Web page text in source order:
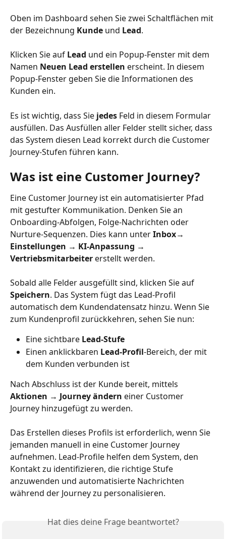
Oben im Dashboard sehen Sie zwei Schaltflächen mit
der Bezeichnung Kunde und Lead.
Klicken Sie auf Lead und ein Popup-Fenster mit dem
Namen Neuen Lead erstellen erscheint. In diesem
Popup-Fenster geben Sie die Informationen des
Kunden ein.
Es ist wichtig, dass Sie jedes Feld in diesem Formular
ausfüllen. Das Ausfüllen aller Felder stellt sicher, dass
das System diesen Lead korrekt durch die Customer
Journey-Stufen führen kann.
Was ist eine Customer Journey?
Eine Customer Journey ist ein automatisierter Pfad
mit gestufter Kommunikation. Denken Sie an
Onboarding-Abfolgen, Folge-Nachrichten oder
Nurture-Sequenzen. Dies kann unter Inbox→
Einstellungen → KI-Anpassung →
Vertriebsmitarbeiter erstellt werden.
Sobald alle Felder ausgefüllt sind, klicken Sie auf
Speichern. Das System fügt das Lead-Profil
automatisch dem Kundendatensatz hinzu. Wenn Sie
zum Kundenprofil zurückkehren, sehen Sie nun:
Eine sichtbare Lead-Stufe
Einen anklickbaren Lead-Profil-Bereich, der mit
dem Kunden verbunden ist
Nach Abschluss ist der Kunde bereit, mittels
Aktionen → Journey ändern einer Customer
Journey hinzugefügt zu werden.
Das Erstellen dieses Profils ist erforderlich, wenn Sie
jemanden manuell in eine Customer Journey
aufnehmen. Lead-Profile helfen dem System, den
Kontakt zu identifizieren, die richtige Stufe
anzuwenden und automatisierte Nachrichten
während der Journey zu personalisieren.
Hat dies deine Frage beantwortet?